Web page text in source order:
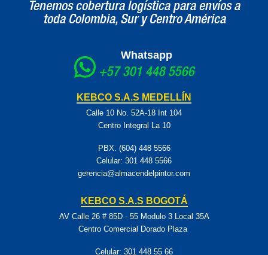
Tenemos cobertura logística para envíos a
toda Colombia, Sur y Centro América
Whatsapp
+57 301 448 5566
KEBCO S.A.S MEDELLÍN
Calle 10 No. 52A-18 Int 104
Centro Integral La 10
PBX: (604) 448 5566
Celular: 301 448 5566
gerencia@almacendelpintor.com
KEBCO S.A.S BOGOTÁ
AV Calle 26 # 85D - 55 Modulo 3 Local 35A
Centro Comercial Dorado Plaza
Celular: 301 448 55 66